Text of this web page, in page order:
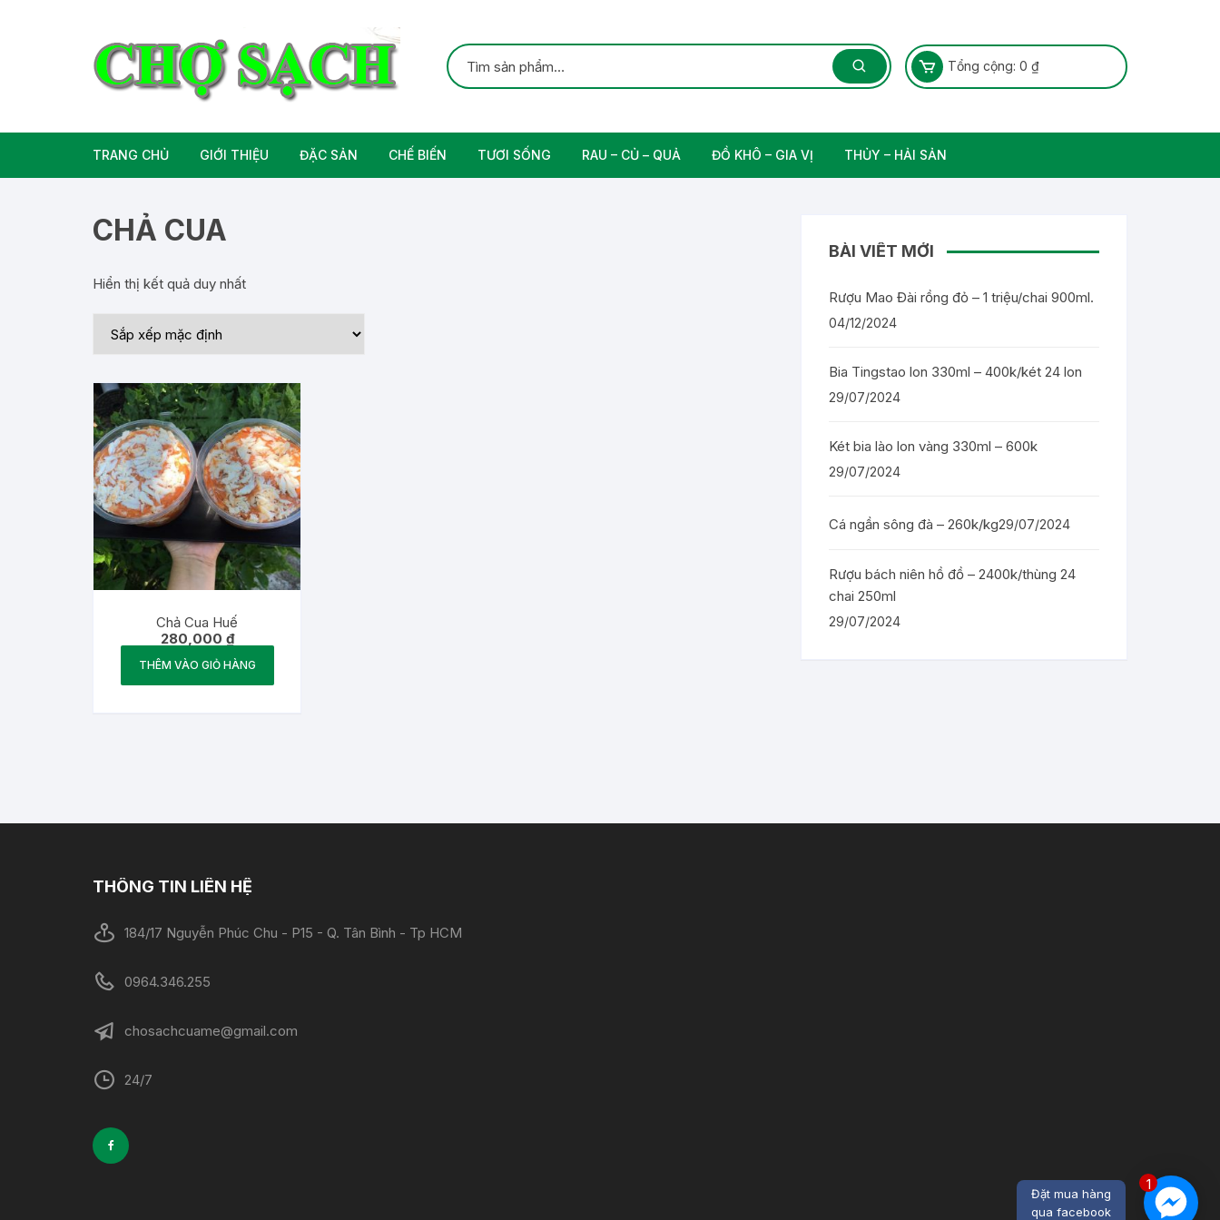
1
Đặt mua hàng
qua facebook
Tổng cộng: 0 ₫
TRANG CHỦ GIỚI THIỆU ĐẶC SẢN
Rượu bia đặc sản
CHẾ BIẾN TƯƠI SỐNG RAU – CỦ – QUẢ ĐỒ KHÔ – GIA VỊ THỦY – HẢI SẢN
CHẢ CUA
Hiển thị kết quả duy nhất
Chả Cua Huế
280,000 ₫
THÊM VÀO GIỎ HÀNG
BÀI VIẾT MỚI
Rượu Mao Đài rồng đỏ – 1 triệu/chai 900ml.
04/12/2024
Bia Tingstao lon 330ml – 400k/két 24 lon
29/07/2024
Két bia lào lon vàng 330ml – 600k
29/07/2024
Cá ngần sông đà – 260k/kg29/07/2024
Rượu bách niên hồ đồ – 2400k/thùng 24
chai 250ml
29/07/2024
THÔNG TIN LIÊN HỆ
184/17 Nguyễn Phúc Chu - P15 - Q. Tân Bình - Tp HCM
0964.346.255
chosachcuame@gmail.com
24/7